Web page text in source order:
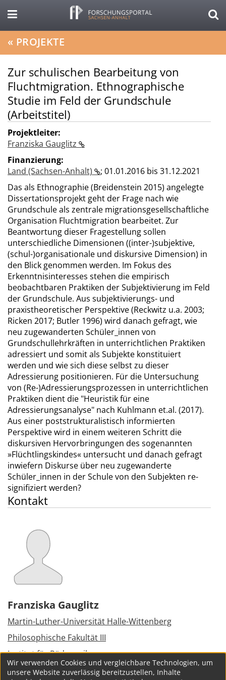
« PROJEKTE
Zur schulischen Bearbeitung von
Fluchtmigration. Ethnographische
Studie im Feld der Grundschule
(Arbeitstitel)
Projektleiter:
Franziska Gauglitz
Finanzierung:
Land (Sachsen-Anhalt)
; 01.01.2016 bis 31.12.2021
Das als Ethnographie (Breidenstein 2015) angelegte
Dissertationsprojekt geht der Frage nach wie
Grundschule als zentrale migrationsgesellschaftliche
Organisation Fluchtmigration bearbeitet. Zur
Beantwortung dieser Fragestellung sollen
unterschiedliche Dimensionen ((inter-)subjektive,
(schul-)organisationale und diskursive Dimension) in
den Blick genommen werden. Im Fokus des
Erkenntnisinteresses stehen die empirisch
beobachtbaren Praktiken der Subjektivierung im Feld
der Grundschule. Aus subjektivierungs- und
praxistheoretischer Perspektive (Reckwitz u.a. 2003;
Ricken 2017; Butler 1996) wird danach gefragt, wie
neu zugewanderten Schüler_innen von
Grundschullehrkräften in unterrichtlichen Praktiken
adressiert und somit als Subjekte konstituiert
werden und wie sich diese selbst zu dieser
Adressierung positionieren. Für die Untersuchung
von (Re-)Adressierungsprozessen in unterrichtlichen
Praktiken dient die "Heuristik für eine
Adressierungsanalyse" nach Kuhlmann et.al. (2017).
Aus einer poststrukturalistisch informierten
Perspektive wird in einem weiteren Schritt die
diskursiven Hervorbringungen des sogenannten
»Flüchtlingskindes« untersucht und danach gefragt
inwiefern Diskurse über neu zugewanderte
Schüler_innen in der Schule von den Subjekten re-
signifiziert werden?
Kontakt
Franziska Gauglitz
Martin-Luther-Universität Halle-Wittenberg
Philosophische Fakultät III
Institut für Pädagogik
Franckeplatz 1
Wir verwenden Cookies und vergleichbare Technologien, um
unsere Website zuverlässig bereitzustellen, Inhalte